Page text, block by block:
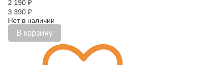
2 190 ₽
3 390 ₽
Нет в наличии
В корзину